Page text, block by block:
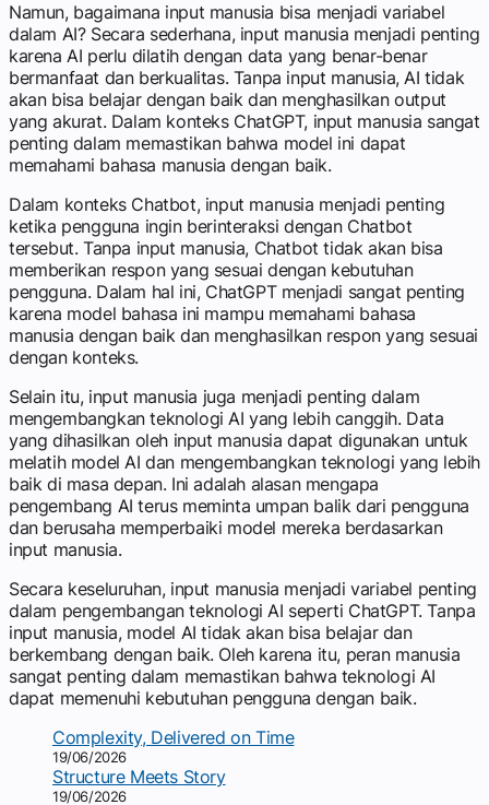
Namun, bagaimana input manusia bisa menjadi variabel
dalam AI? Secara sederhana, input manusia menjadi penting
karena AI perlu dilatih dengan data yang benar-benar
bermanfaat dan berkualitas. Tanpa input manusia, AI tidak
akan bisa belajar dengan baik dan menghasilkan output
yang akurat. Dalam konteks ChatGPT, input manusia sangat
penting dalam memastikan bahwa model ini dapat
memahami bahasa manusia dengan baik.
Dalam konteks Chatbot, input manusia menjadi penting
ketika pengguna ingin berinteraksi dengan Chatbot
tersebut. Tanpa input manusia, Chatbot tidak akan bisa
memberikan respon yang sesuai dengan kebutuhan
pengguna. Dalam hal ini, ChatGPT menjadi sangat penting
karena model bahasa ini mampu memahami bahasa
manusia dengan baik dan menghasilkan respon yang sesuai
dengan konteks.
Selain itu, input manusia juga menjadi penting dalam
mengembangkan teknologi AI yang lebih canggih. Data
yang dihasilkan oleh input manusia dapat digunakan untuk
melatih model AI dan mengembangkan teknologi yang lebih
baik di masa depan. Ini adalah alasan mengapa
pengembang AI terus meminta umpan balik dari pengguna
dan berusaha memperbaiki model mereka berdasarkan
input manusia.
Secara keseluruhan, input manusia menjadi variabel penting
dalam pengembangan teknologi AI seperti ChatGPT. Tanpa
input manusia, model AI tidak akan bisa belajar dan
berkembang dengan baik. Oleh karena itu, peran manusia
sangat penting dalam memastikan bahwa teknologi AI
dapat memenuhi kebutuhan pengguna dengan baik.
Complexity, Delivered on Time
19/06/2026
Structure Meets Story
19/06/2026